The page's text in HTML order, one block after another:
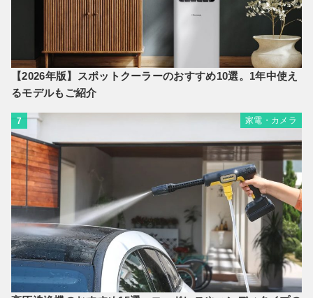
【2026年版】スポットクーラーのおすすめ10選。1年中使え
るモデルもご紹介
7 家電・カメラ